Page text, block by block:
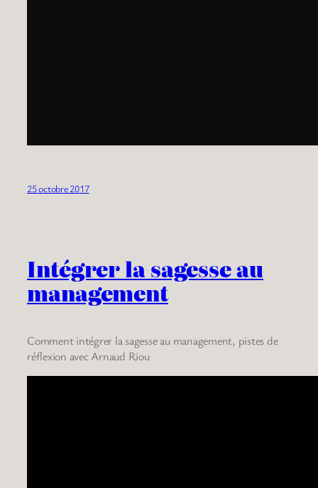
25 octobre 2017
Intégrer la sagesse au
management
Comment intégrer la sagesse au management, pistes de
réflexion avec Arnaud Riou